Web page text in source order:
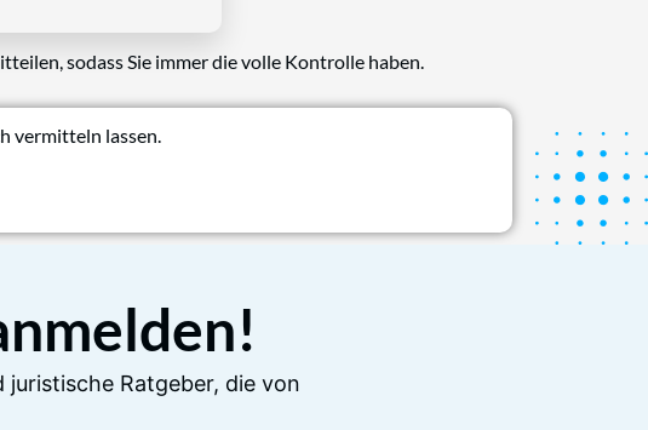
sodass Sie immer die volle Kontrolle haben.
vermitteln lassen.
Ratgeber, die von